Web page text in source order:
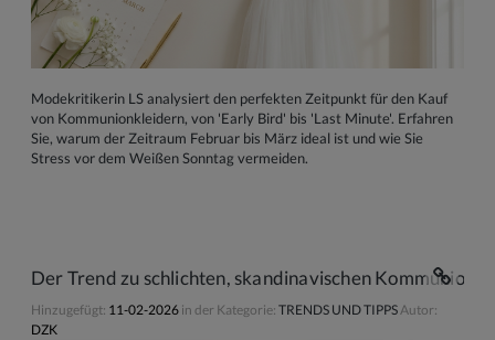
Modekritikerin LS analysiert den perfekten Zeitpunkt für den Kauf
von Kommunionkleidern, von 'Early Bird' bis 'Last Minute'. Erfahren
Sie, warum der Zeitraum Februar bis März ideal ist und wie Sie
Stress vor dem Weißen Sonntag vermeiden.
Der Trend zu schlichten, skandinavischen
Hinzugefügt: 11-02-2026 in der Kategorie: TRENDS UND TIPPSAutor:
DZK